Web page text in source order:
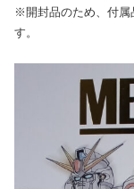
※開封品のため、付属
す。